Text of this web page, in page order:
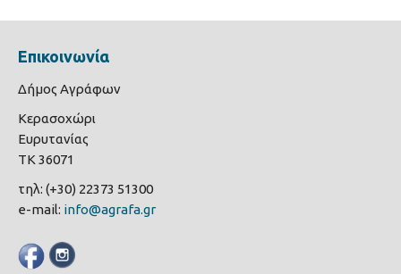
Επικοινωνία
Δήμος Αγράφων
Κερασοχώρι
Ευρυτανίας
ΤΚ 36071
τηλ: (+30) 22373 51300
e-mail: info@agrafa.gr